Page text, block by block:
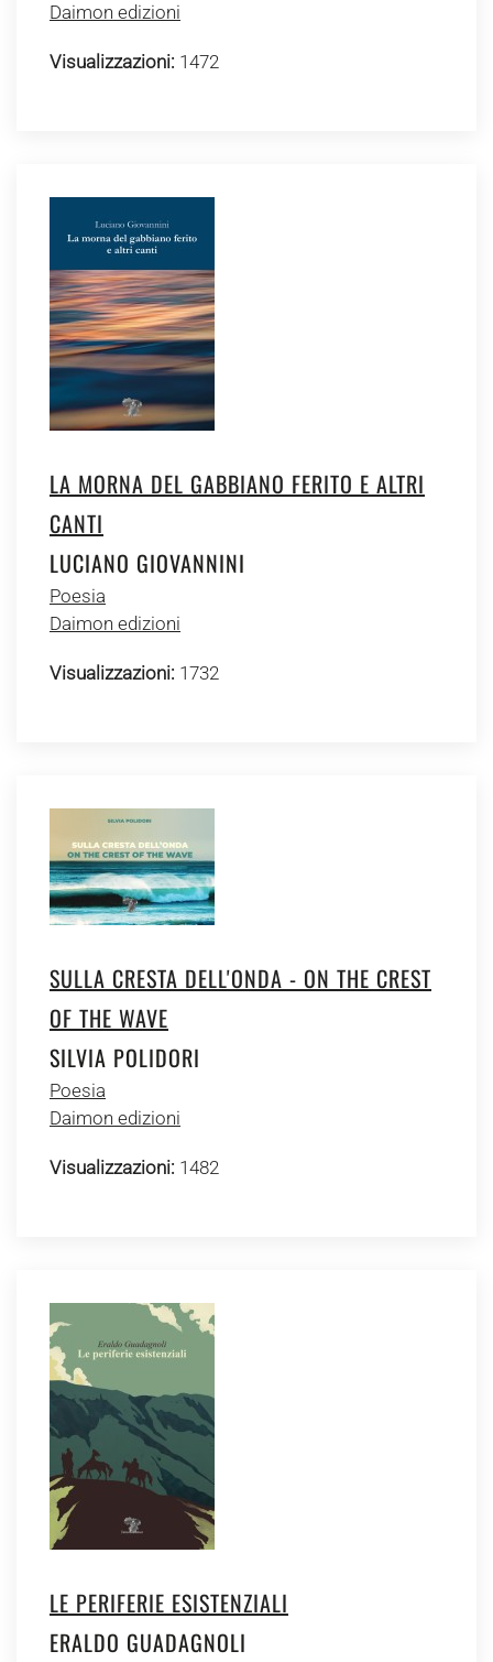
Daimon edizioni
Visualizzazioni: 1472
LA MORNA DEL GABBIANO FERITO E ALTRI
CANTI
LUCIANO GIOVANNINI
Poesia
Daimon edizioni
Visualizzazioni: 1732
SULLA CRESTA DELL'ONDA - ON THE CREST
OF THE WAVE
SILVIA POLIDORI
Poesia
Daimon edizioni
Visualizzazioni: 1482
LE PERIFERIE ESISTENZIALI
ERALDO GUADAGNOLI